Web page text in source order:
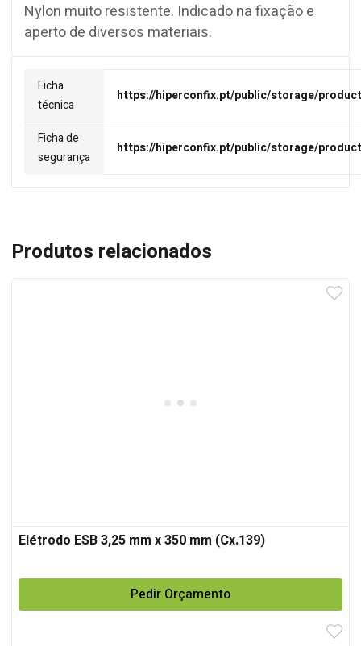
Nylon muito resistente. Indicado na fixação e
aperto de diversos materiais.
Ficha
técnica
https://hiperconfix.pt/public/storage/
Ficha de
segurança
https://hiperconfix.pt/public/storage/
Produtos relacionados
Elétrodo ESB 3,25 mm x 350 mm (Cx.139)
Pedir Orçamento